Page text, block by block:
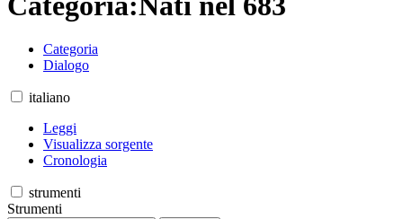
Categoria
Dialogo
italiano
Leggi
Visualizza sorgente
Cronologia
strumenti
Strumenti